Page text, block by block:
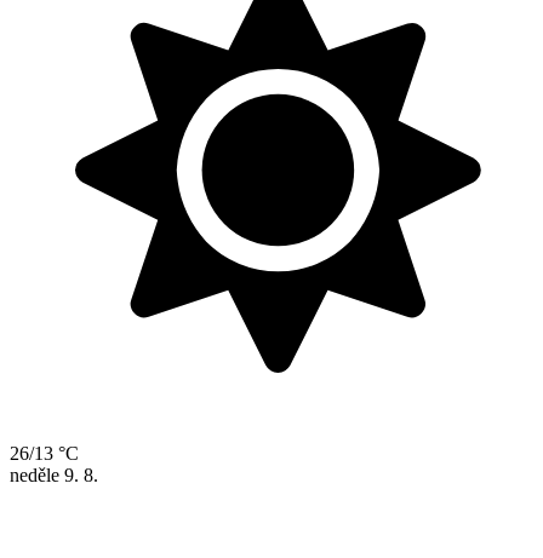
26/13 °C
neděle 9. 8.